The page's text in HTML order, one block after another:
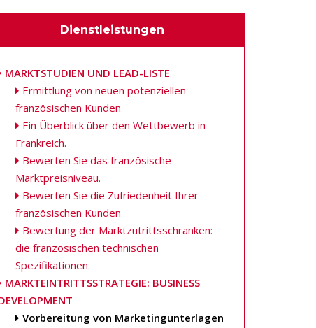
Dienstleistungen
MARKTSTUDIEN UND LEAD-LISTE
Ermittlung von neuen potenziellen
französischen Kunden
Ein Überblick über den Wettbewerb in
Frankreich.
Bewerten Sie das französische
Marktpreisniveau.
Bewerten Sie die Zufriedenheit Ihrer
französischen Kunden
Bewertung der Marktzutrittsschranken:
die französischen technischen
Spezifikationen.
MARKTEINTRITTSSTRATEGIE: BUSINESS
Vorbereitung von Marketingunterlagen